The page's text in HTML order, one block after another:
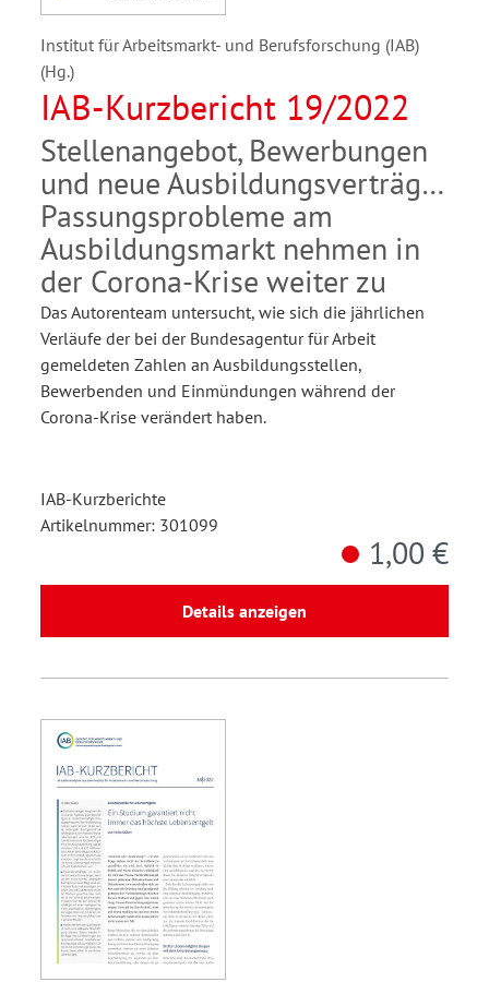
Institut für Arbeitsmarkt- und Berufsforschung (IAB)
(Hg.)
IAB-Kurzbericht 19/2022
Stellenangebot, Bewerbungen
und neue Ausbildungsverträge:
Passungsprobleme am
Ausbildungsmarkt nehmen in
der Corona-Krise weiter zu
Das Autorenteam untersucht, wie sich die jährlichen
Verläufe der bei der Bundesagentur für Arbeit
gemeldeten Zahlen an Ausbildungsstellen,
Bewerbenden und Einmündungen während der
Corona-Krise verändert haben.
IAB-Kurzberichte
Artikelnummer: 301099
1,00 €
Details anzeigen